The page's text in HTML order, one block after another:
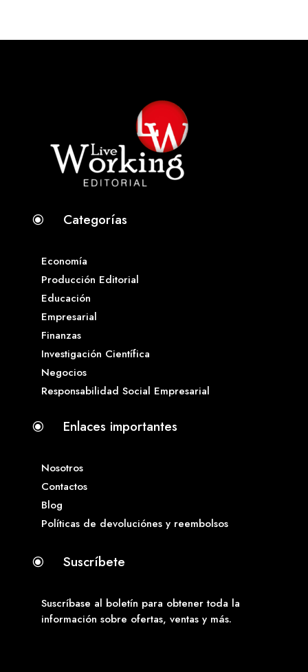
\ Categorías
Economía
Producción Editorial
Educación
Empresarial
Finanzas
Investigación Científica
Negocios
Responsabilidad Social Empresarial
\ Enlaces importantes
Nosotros
Contactos
Blog
Políticas de devoluciónes y reembolsos
\ Suscríbete
Suscríbase al boletín para obtener toda la
información sobre ofertas, ventas y más.